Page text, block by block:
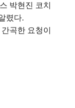
박현진 코치
렸다.
곡한 요청이